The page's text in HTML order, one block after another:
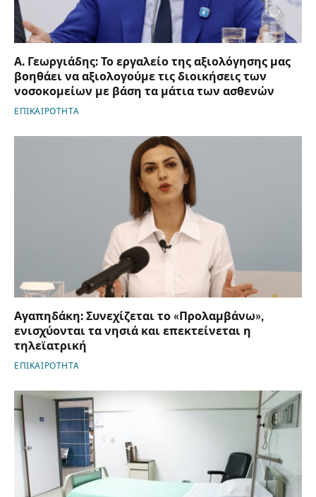
Α. Γεωργιάδης: Το εργαλείο της αξιολόγησης μας
βοηθάει να αξιολογούμε τις διοικήσεις των
νοσοκομείων με βάση τα μάτια των ασθενών
ΕΠΙΚΑΙΡΟΤΗΤΑ
Αγαπηδάκη: Συνεχίζεται το «Προλαμβάνω»,
ενισχύονται τα νησιά και επεκτείνεται η
τηλεϊατρική
ΕΠΙΚΑΙΡΟΤΗΤΑ